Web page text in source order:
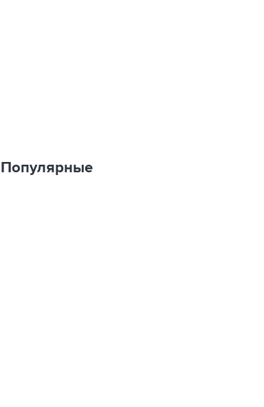
Популярные